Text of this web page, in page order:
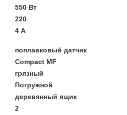
550 Вт
220
4 А
поплавковый датчик
Compact MF
грязный
Погружной
деревянный ящик
2